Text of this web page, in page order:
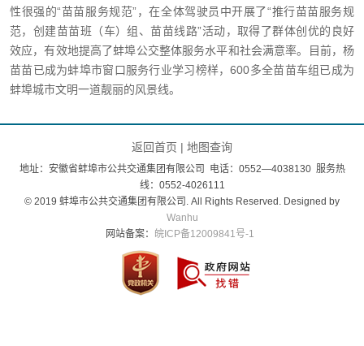
性很强的“苗苗服务规范”，在全体驾驶员中开展了“推行苗苗服务规
范，创建苗苗班（车）组、苗苗线路”活动，取得了群体创优的良好
效应，有效地提高了蚌埠公交整体服务水平和社会满意率。目前，杨
苗苗已成为蚌埠市窗口服务行业学习榜样，600多全苗苗车组已成为
蚌埠城市文明一道靓丽的风景线。
返回首页 | 地图查询
地址：安徽省蚌埠市公共交通集团有限公司 电话：0552—4038130 服务热
线：0552-4026111
© 2019 蚌埠市公共交通集团有限公司. All Rights Reserved. Designed by
Wanhu
网站备案：
皖ICP备12009841号-1